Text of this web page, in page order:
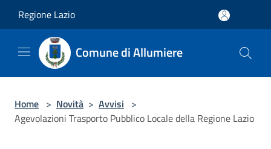
Regione Lazio
Comune di Allumiere
Home > Novità > Avvisi >
Agevolazioni Trasporto Pubblico Locale della Regione Lazio